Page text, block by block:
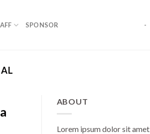
SPONSOR -
ABOUT
Lorem ipsum dolor sit amet,